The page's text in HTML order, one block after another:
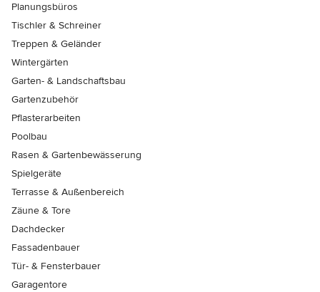
Planungsbüros
Tischler & Schreiner
Treppen & Geländer
Wintergärten
Garten- & Landschaftsbau
Gartenzubehör
Pflasterarbeiten
Poolbau
Rasen & Gartenbewässerung
Spielgeräte
Terrasse & Außenbereich
Zäune & Tore
Dachdecker
Fassadenbauer
Tür- & Fensterbauer
Garagentore